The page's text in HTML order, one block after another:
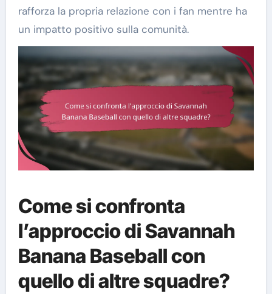
rafforza la propria relazione con i fan mentre ha
un impatto positivo sulla comunità.
Come si confronta
l’approccio di Savannah
Banana Baseball con
quello di altre squadre?